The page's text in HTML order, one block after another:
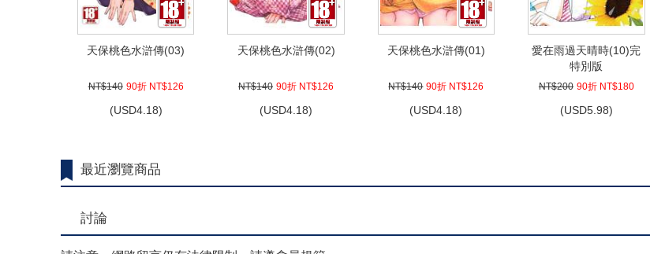
天保桃色水滸傳(03)
NT$140 90折 NT$126
(USD4.18)
天保桃色水滸傳(02)
NT$140 90折 NT$126
(USD4.18)
天保桃色水滸傳(01)
NT$140 90折 NT$126
(USD4.18)
愛在雨過天晴時(10)完
特別版
NT$200 90折 NT$180
(USD5.98)
最近瀏覽商品
討論